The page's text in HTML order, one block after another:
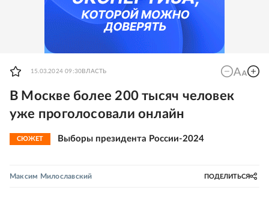
15.03.2024 09:30 ВЛАСТЬ
В Москве более 200 тысяч человек
уже проголосовали онлайн
СЮЖЕТ Выборы президента России-2024
Максим Милославский ПОДЕЛИТЬСЯ